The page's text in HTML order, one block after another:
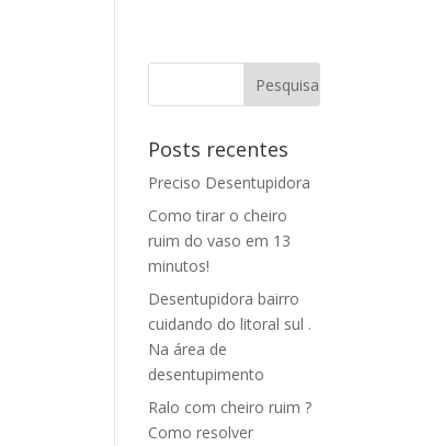
Posts recentes
Preciso Desentupidora
Como tirar o cheiro
ruim do vaso em 13
minutos!
Desentupidora bairro
cuidando do litoral sul .
Na área de
desentupimento
Ralo com cheiro ruim ?
Como resolver